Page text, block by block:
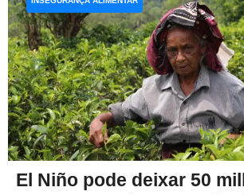
El Niño pode deixar 50